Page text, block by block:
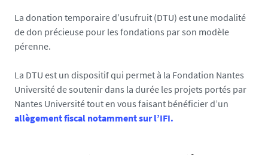
La donation temporaire d’usufruit (DTU) est une modalité
de don précieuse pour les fondations par son modèle
pérenne.
La DTU est un dispositif qui permet à la Fondation Nantes
Université de soutenir dans la durée les projets portés par
Nantes Université tout en vous faisant bénéficier d’un
allègement fiscal notamment sur l’IFI.